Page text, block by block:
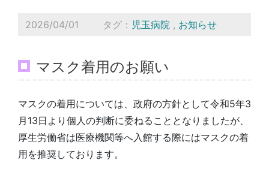
2026/04/01 タグ： 児玉病院 , お知らせ
マスク着用のお願い
マスクの着用については、政府の方針として令和5年3
月13日より個人の判断に委ねることとなりましたが、
厚生労働省は医療機関等へ入館する際にはマスクの着
用を推奨しております。